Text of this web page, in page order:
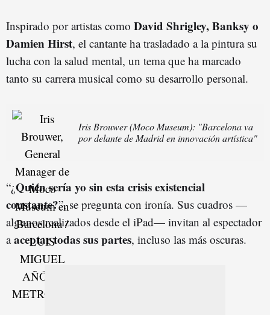
Inspirado por artistas como David Shrigley, Banksy o
Damien Hirst, el cantante ha trasladado a la pintura su
lucha con la salud mental, un tema que ha marcado
tanto su carrera musical como su desarrollo personal.
Iris Brouwer (Moco Museum): "Barcelona va
por delante de Madrid en innovación artística"
“¿Quién sería yo sin esta crisis existencial
constante?”, se pregunta con ironía. Sus cuadros —
algunos realizados desde el iPad— invitan al espectador
aaceptar todas sus partes, incluso las más oscuras.